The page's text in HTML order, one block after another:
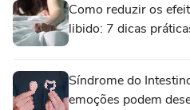
Como reduzir os
libido: 7 dicas
Síndrome do
emoções podem